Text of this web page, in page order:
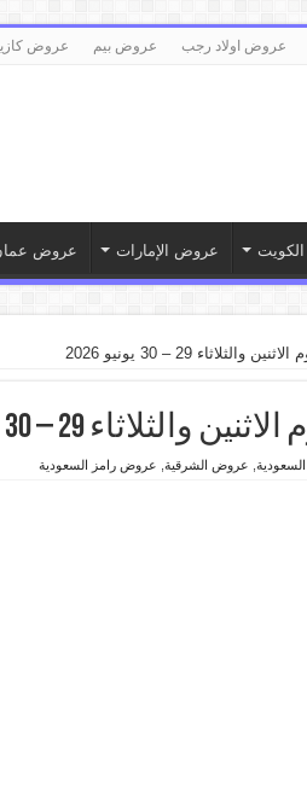
عروض اولاد رجب عروض بيم عروض
عروض الإمارات عروض
29 – 30 يونيو 2026
29 – 30 يونيو 2026
عروض الشرقية عروض رامز السعودية